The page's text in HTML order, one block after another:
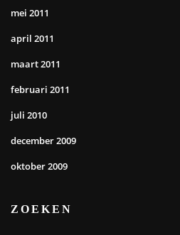
mei 2011
april 2011
maart 2011
februari 2011
juli 2010
december 2009
oktober 2009
ZOEKEN